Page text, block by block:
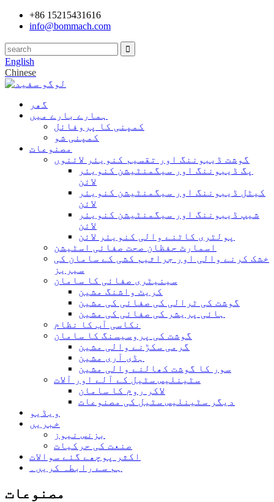
+86 15215431616
info@bommach.com
English
Chinese
گھر
ہمارے بارے میں
کمپنی کا پروفائل
کمپنی شو
مصنوعات
گوشت ڈیبوننگ اور تقسیم کنویئر لائنوں
پگ ڈیبوننگ اور سیگمنٹیشن کنویئر
لائن
کیٹل ڈیبوننگ اور سیگمنٹیشن کنویئر
لائن
شیپ ڈیبوننگ اور سیگمنٹیشن کنویئر
لائن
پولٹری کاٹنے والی کنویئر لائن
اسمارٹ حفظان صحت صفائی اسٹیشن
خشک کرنے والی اور جراثیم کشی کے سامان کی
سیریز
سینیٹری صفائی کا سامان
کریٹ واشنگ مشین
گوشت کی ٹرالی کی صفائی کی مشین
ہائی پریشر کی صفائی کی مشین
نکاسی آب کا نظام
گوشت کی پروسیسنگ کا سامان
گرمی سکڑنے والی مشین
ہڈی آری مشین
سور کا گوشت کھالنے والی مشین
سٹینلیس سٹیل کے آلے اور آلات
لاکر روم کا سامان
دیگر سٹینلیس سٹیل کی مصنوعات
ویڈیو
خبریں
بزنس نیوز
صنعت کی حرکیات
اکثر پوچھے گئے سوالات
ہم سے رابطہ کریں۔
مصنوعات